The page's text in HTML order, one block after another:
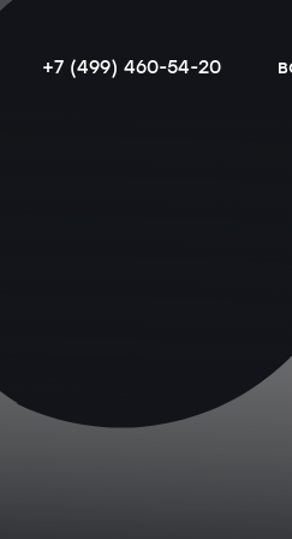
+7 (499) 460-54-20